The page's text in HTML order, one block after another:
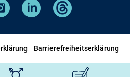
Barrierefreiheitserklärung